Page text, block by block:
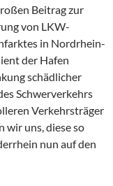
Beitrag zur
von LKW-
in Nordrhein-
der Hafen
schädlicher
Schwerverkehrs
Verkehrsträger
wir uns, diese so
nun auf den